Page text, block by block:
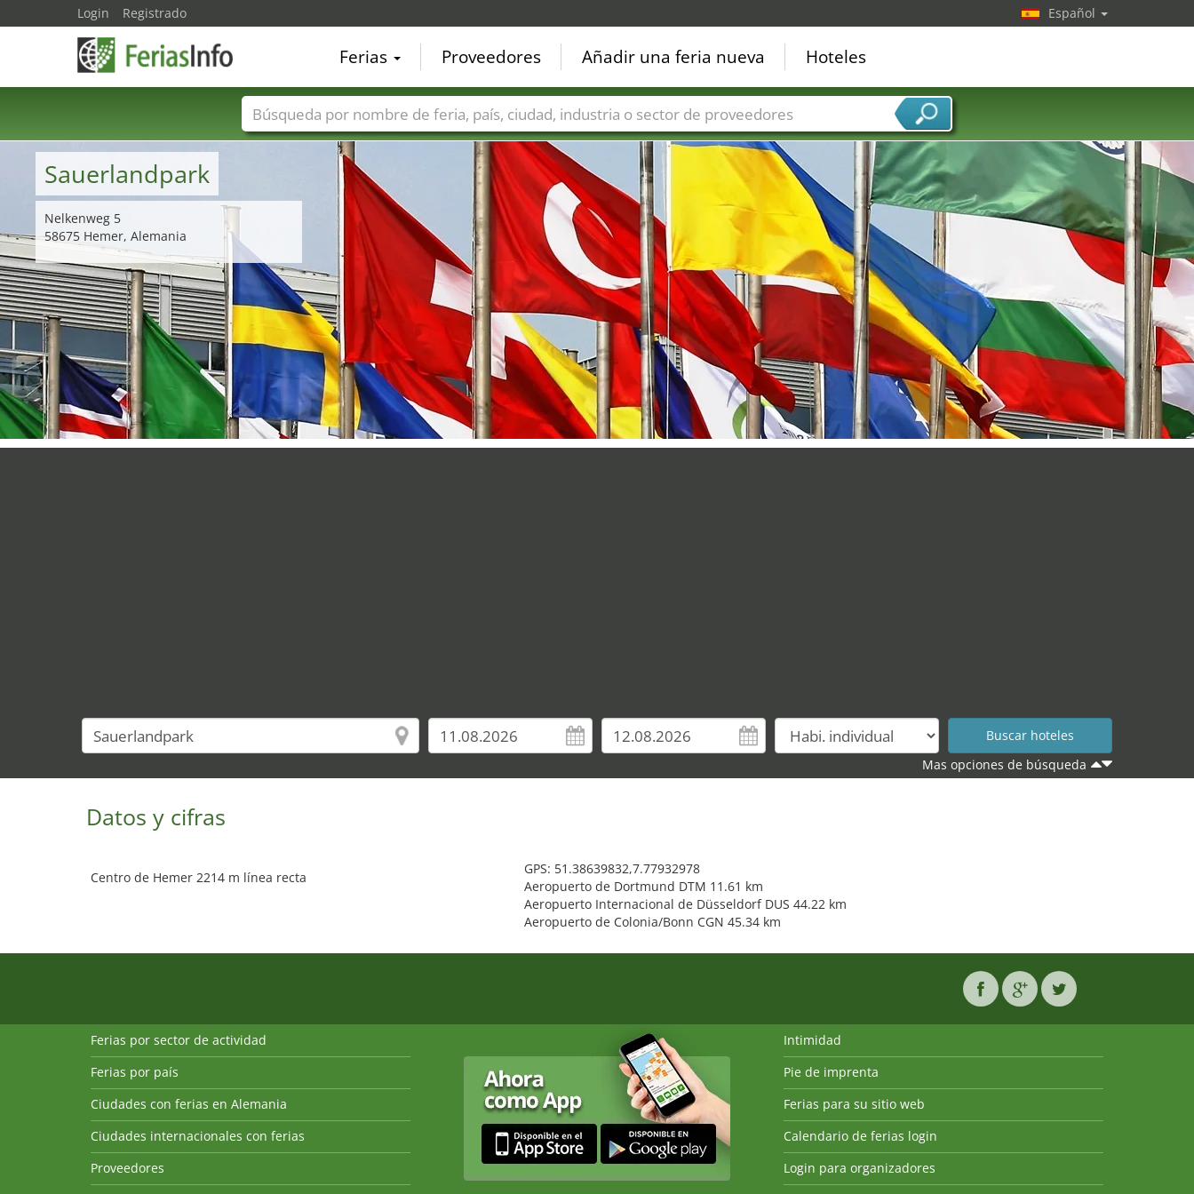
Sauerlandpark
Nelkenweg 5
58675 Hemer, Alemania
Mas opciones de búsqueda
Datos y cifras
Centro de Hemer 2214 m línea recta
GPS: 51.38639832,7.77932978
Aeropuerto de Dortmund DTM 11.61 km
Aeropuerto Internacional de Düsseldorf DUS 44.22 km
Aeropuerto de Colonia/Bonn CGN 45.34 km
Login Registrado Español
Ferias Proveedores Añadir una feria nueva Hoteles
Nombres de ferias Países Ciudades Sectores de ferias Sectores de proveedor de servicios
Ferias por sector de actividad
Ferias por país
Ciudades con ferias en Alemania
Ciudades internacionales con ferias
Proveedores
Intimidad
Pie de imprenta
Ferias para su sitio web
Calendario de ferias login
Login para organizadores